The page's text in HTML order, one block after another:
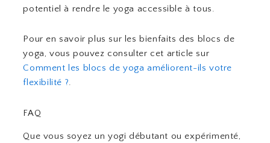
potentiel à rendre le yoga accessible à tous.
Pour en savoir plus sur les bienfaits des blocs de
yoga, vous pouvez consulter cet article sur
Comment les blocs de yoga améliorent-ils votre
flexibilité ?.
FAQ
Que vous soyez un yogi débutant ou expérimenté,